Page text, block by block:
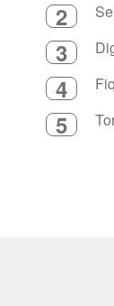
2
3
4
5